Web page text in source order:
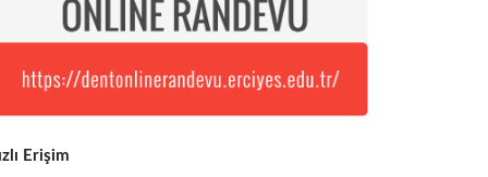
Erişim